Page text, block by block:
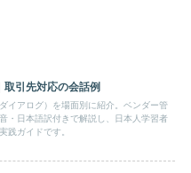
引先対応の会話例
イアログ）を場面別に紹介。ベンダー管
・日本語訳付きで解説し、日本人学習者
践ガイドです。